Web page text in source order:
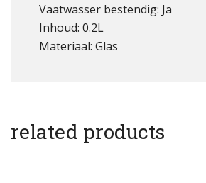
Vaatwasser bestendig: Ja
Inhoud: 0.2L
Materiaal: Glas
related products